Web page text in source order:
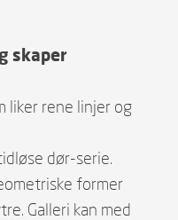
skaper
liker rene linjer og
dør-serie.
former
Galleri kan med